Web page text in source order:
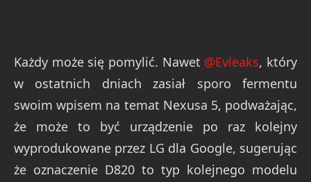
Każdy może się pomylić. Nawet @Evleaks, który
w ostatnich dniach zasiał sporo fermentu
swoim wpisem na temat Nexusa 5, podważając,
że może to być urządzenie po raz kolejny
wyprodukowane przez LG dla Google, sugerując
że oznaczenie D820 to typ kolejnego modelu